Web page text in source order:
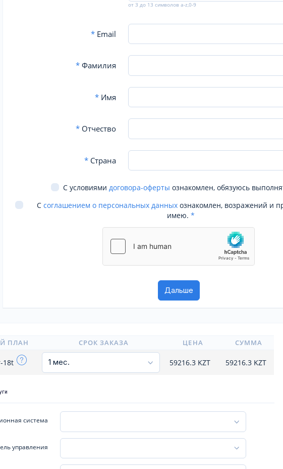
от 3 до 13 символов a-z,0-9
*Email
*Фамилия
*Имя
*Отчество
*Страна
С условиями договора-оферты ознакомлен, обязуюсь
С соглашением о персональных данных ознакомлен, возражений и
имею. *
ПЛАН СРОК ЗАКАЗА ЦЕНА СУММА
18t 59216.3 KZT 59216.3KZT
система
управления